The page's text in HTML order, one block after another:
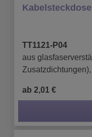
TT1121-P04
aus
ab 2,01 €